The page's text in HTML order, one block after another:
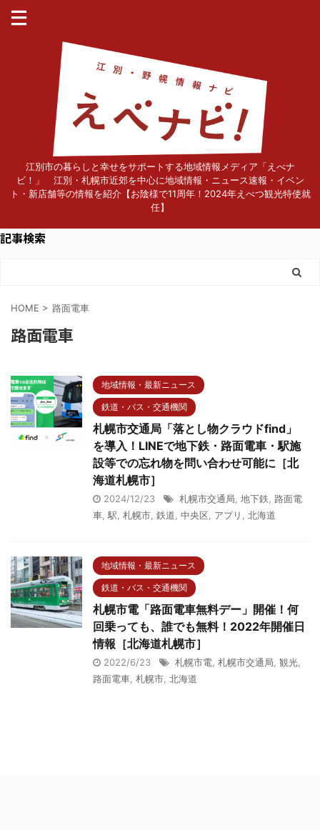
江別市の暮らしと幸せをサポートする地域情報メディア「えべナ
ビ！」 江別・札幌市近郊を中心に地域情報・ニュース速報・イベン
ト・新店舗等の情報を紹介【お陰様で11周年！2024年えべつ観光特使就
任】
記事検索
HOME > 路面電車
路面電車
地域情報・最新ニュース
鉄道・バス・交通機関
札幌市交通局「落とし物クラウドfind」
を導入！LINEで地下鉄・路面電車・駅施
設等での忘れ物を問い合わせ可能に［北
海道札幌市］
2024/12/23 札幌市交通局, 地下鉄, 路面電
車, 駅, 札幌市, 鉄道, 中央区, アプリ , 北海道
地域情報・最新ニュース
鉄道・バス・交通機関
札幌市電「路面電車無料デー」開催！何
回乗っても、誰でも無料！2022年開催日
情報［北海道札幌市］
2022/6/23 札幌市電, 札幌市交通局, 観光,
路面電車, 札幌市, 北海道